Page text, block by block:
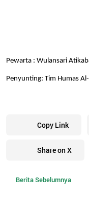
Pewarta : Wulansari
Penyunting: Tim Humas
Copy Link
Share on X
Berita Sebelumnya